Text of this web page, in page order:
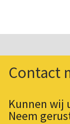
Contact
Kunnen wij
Neem